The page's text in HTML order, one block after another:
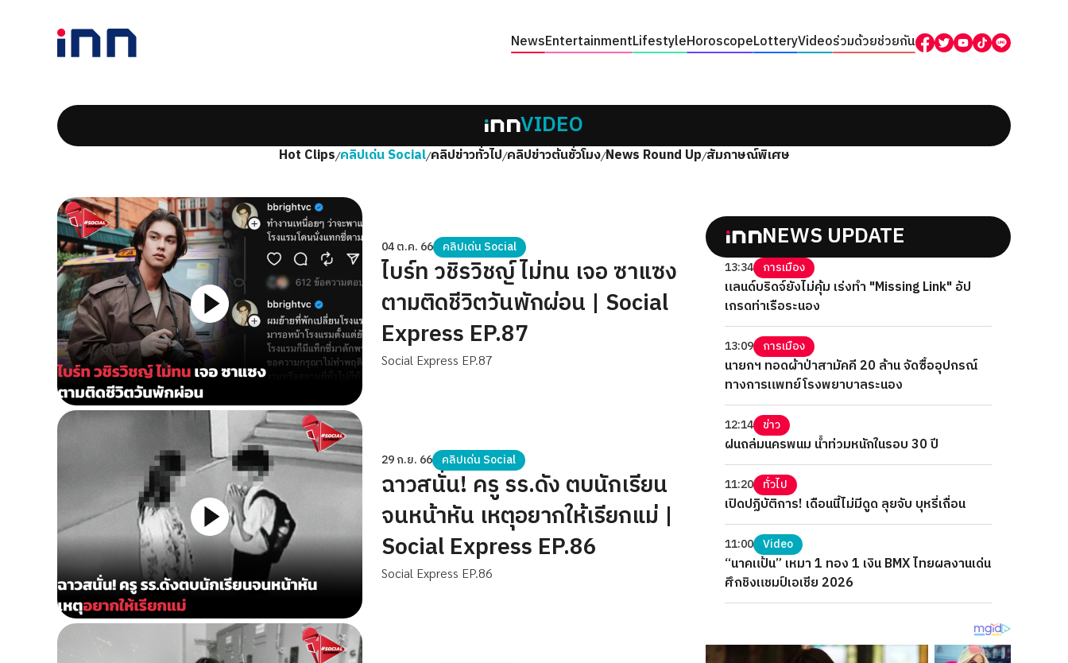
NewsEntertainmentLifestyleHoroscopeLotteryVideoร่วมด้วยช่วยกัน
VIDEO
Hot Clips/คลิปเด่น Social/คลิปข่าวทั่วไป/คลิปข่าวต้นชั่วโมง/News Round Up/สัมภาษณ์พิเศษ
04 ต.ค. 66 คลิปเด่น Social
ไบร์ท วชิรวิชญ์ ไม่ทน เจอ ซาแซง
ตามติดชีวิตวันพักผ่อน | Social
Express EP.87
Social Express EP.87
29 ก.ย. 66 คลิปเด่น Social
ฉาวสนั่น! ครู รร.ดัง ตบนักเรียน
จนหน้าหัน เหตุอยากให้เรียกแม่ |
Social Express EP.86
Social Express EP.86
NEWS UPDATE
13:34 การเมือง
แลนด์บริดจ์ยังไม่คุ้ม เร่งทำ "Missing Link" อัป
เกรดท่าเรือระนอง
13:09 การเมือง
นายกฯ ทอดผ้าป่าสามัคคี 20 ล้าน จัดซื้ออุปกรณ์
ทางการแพทย์โรงพยาบาลระนอง
12:14 ข่าว
ฝนถล่มนครพนม น้ำท่วมหนักในรอบ 30 ปี
11:20 ทั่วไป
เปิดปฏิบัติการ! เดือนนี้ไม่มีดูด ลุยจับ บุหรี่เถื่อน
11:00 Video
“นาคแป้น” เหมา 1 ทอง 1 เงิน BMX ไทยผลงานเด่น
ศึกชิงแชมป์เอเชีย 2026